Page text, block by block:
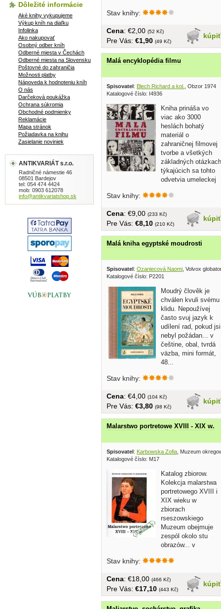
Stav knihy:
kúpiť
Cena: €2,00 (52 Kč)
Pre Vás: €1,90 (49 Kč)
Malá encyklopédia filmu
Spisovatel: Blech Richard a kol.
, Obzor 1974
Katalogové číslo: I4936
Kniha prináša vo
viac ako 3000
heslách bohatý
materiál o
zahraničnej filmovej
tvorbe a všetkých
základných otázkach
týkajúcich sa tohto
odvetvia umeleckej
Stav knihy:
kúpiť
Cena: €9,00 (233 Kč)
Pre Vás: €8,10 (210 Kč)
Malá kniha egyptské moudrosti
Spisovatel: Ozaniecová Naomi , Volvox
Katalogové číslo: P2201
Moudrý člověk je
chválen kvuli svému
klidu. Nepoužívej
často svuj jazyk k
udílení rad, pokud jsi
nebyl požádan... v
češtine, obal, tvrdá
väzba, mini formát,
48...
Stav knihy:
kúpiť
Cena: €4,00 (104 Kč)
Pre Vás: €3,80 (98 Kč)
Malarstwo portretowe XVIII - XIX w.
Spisovatel: Karbowska Zofia , Muzeum
Katalogové číslo: M17
Katalog zbiorow.
Kolekcja malarstwa
portretowego XVIII i
XIX wieku w
zbiorach
rseszowskiego
Muzeum obejmuje
zespól okolo stu
obrazów... v
Stav knihy:
kúpiť
Cena: €18,00 (466 Kč)
Pre Vás: €17,10 (443 Kč)
Dôležité informácie
Aké knihy vykupujeme
Výkup kníh na diaľku
Infolinka
Ako nakupovať
Osobný odber kníh
Odberné miesta v Čechách
Odberné miesta na Slovensku
Poštovné do zahraničia
Možnosti platby
Nápoveda k hodnoteniu kníh
O nás
Darčeková poukážka
Ochrana súkromia
Obchodné podmienky
Reklamácie
Mapa stránok
Požiadavka na knihu
Zasielanie noviniek
ANTIKVARIÁT s.r.o.
Radničné námestie 46
08501 Bardejov
tel: 054 474 4424
mob: 0903 612078
info@antikvariatshop.sk